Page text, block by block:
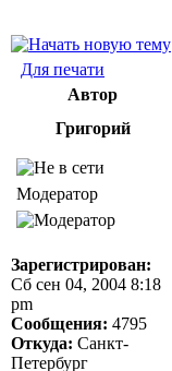
Для печати
Автор
Григорий
Модератор
Зарегистрирован:
Сб сен 04, 2004 8:18
pm
Сообщения: 4795
Откуда: Санкт-
Петербург